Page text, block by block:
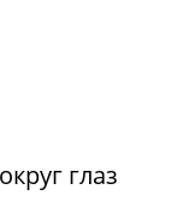
глаз